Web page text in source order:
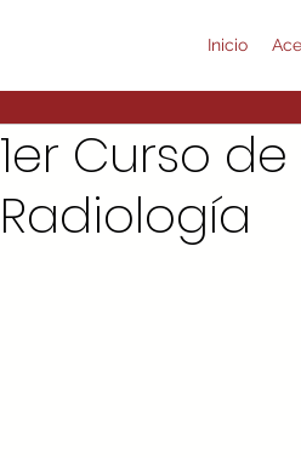
Inicio
1er Curso
Radiología